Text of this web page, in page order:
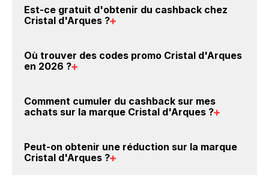
Est-ce gratuit d'obtenir du cashback chez
Cristal d'Arques ?
compte gratuitement pour cumuler vos réductions
cashback chez Cristal d'Arques.
Où trouver des codes promo Cristal d'Arques
en 2026 ?
promo sur les produits Cristal d'Arques. Choisissez
un site e-commerce ci-dessus et découvrez si des
Comment cumuler du cashback sur mes
achats sur la marque Cristal d'Arques ?
Cristal d'Arques : Créez votre compte sur
BackBackBack et cliquez sur le bouton Activer le
Peut-on obtenir une réduction sur la marque
Cristal d'Arques ?